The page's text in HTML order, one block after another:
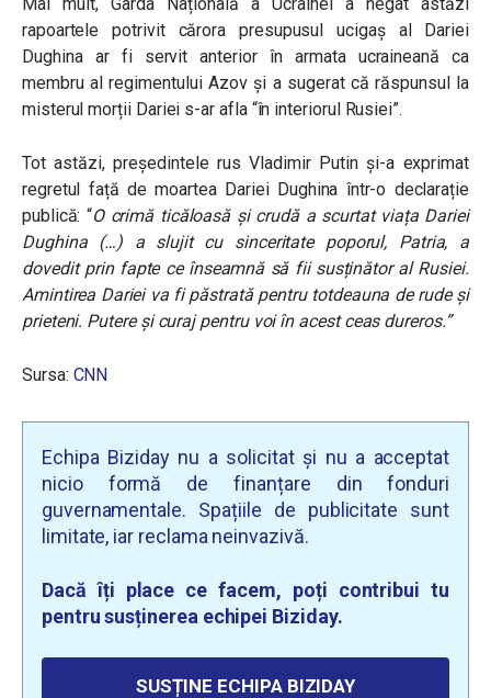
rapoartele potrivit cărora presupusul ucigaș al Dariei
Dughina ar fi servit anterior în armata ucraineană ca
membru al regimentului Azov și a sugerat că răspunsul la
misterul morții Dariei s-ar afla “în interiorul Rusiei”.
Tot astăzi, președintele rus Vladimir Putin și-a exprimat
regretul față de moartea Dariei Dughina într-o declarație
publică: “O crimă ticăloasă și crudă a scurtat viața Dariei
Dughina (…) a slujit cu sinceritate poporul, Patria, a
dovedit prin fapte ce înseamnă să fii susținător al Rusiei.
Amintirea Dariei va fi păstrată pentru totdeauna de rude și
prieteni. Putere și curaj pentru voi în acest ceas dureros.”
Sursa: CNN
Echipa Biziday nu a solicitat și nu a acceptat
nicio formă de finanțare din fonduri
guvernamentale. Spațiile de publicitate sunt
limitate, iar reclama neinvazivă.
Dacă îți place ce facem, poți contribui tu
pentru susținerea echipei Biziday.
SUSȚINE ECHIPA BIZIDAY